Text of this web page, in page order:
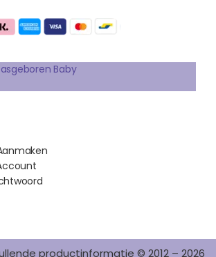
E
R
E
S
T
E
D
I
N
O
K
Baby
productinformatie © 2012 – 2026